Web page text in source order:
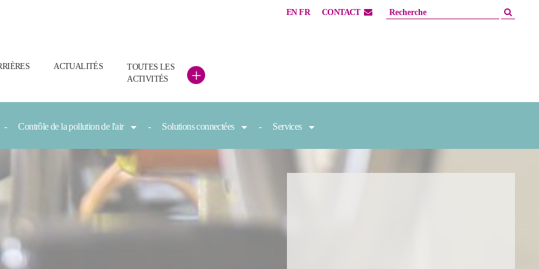
EN FR CONTACT
ACTUALITÉS
TOUTES LES
ACTIVITÉS
+
Contrôle de la pollution de l'air Solutions connectées Services